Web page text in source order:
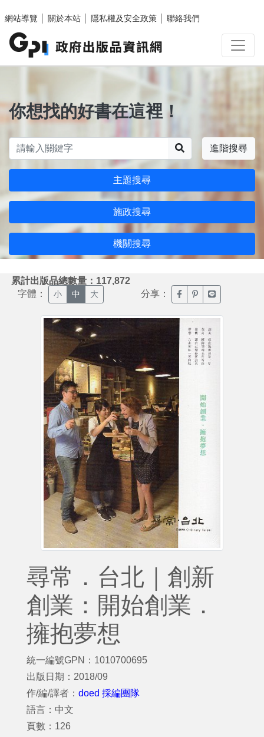
網站導覽
關於本站 隱私權及安全政策 聯絡我們
你想找的好書在這裡！
進階搜尋
主題搜尋
施政搜尋
機關搜尋
累計出版品總數量：117,872
字體： 小 中 大 分享： 臉書分享(另開新視窗)
噗浪分享(另開新
Line分享(另
尋常．台北｜創新
創業：開始創業．
擁抱夢想
統一編號GPN：1010700695
出版日期：2018/09
作/編/譯者： doed 採編團隊
語言：中文
頁數：126